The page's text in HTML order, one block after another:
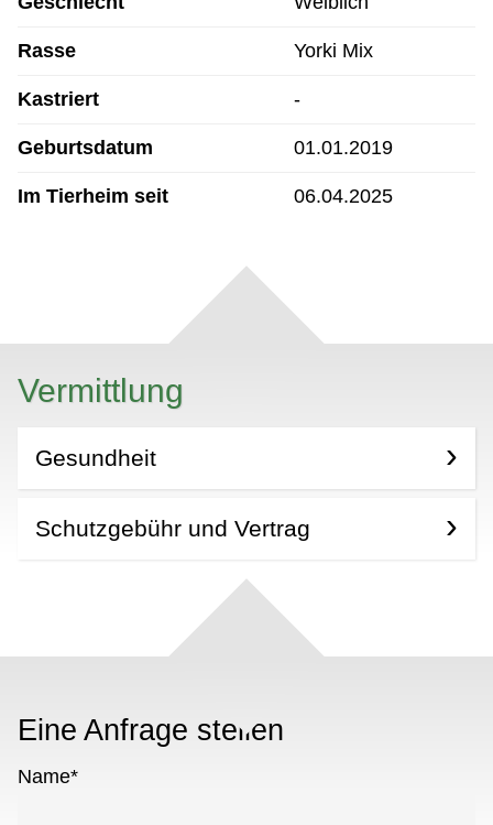
Rasse Yorki Mix
Kastriert -
Geburtsdatum 01.01.2019
Im Tierheim seit 06.04.2025
Vermittlung
Gesundheit
Schutzgebühr und Vertrag
Eine Anfrage stellen
Name*